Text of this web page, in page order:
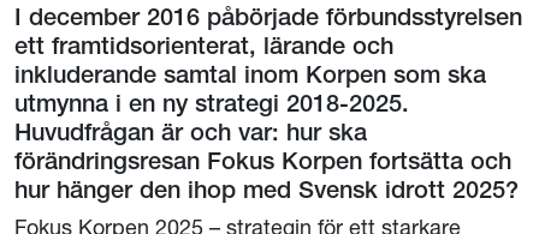
I december 2016 påbörjade förbundsstyrelsen
ett framtidsorienterat, lärande och
inkluderande samtal inom Korpen som ska
utmynna i en ny strategi 2018-2025.
Huvudfrågan är och var: hur ska
förändringsresan Fokus Korpen fortsätta och
hur hänger den ihop med Svensk idrott 2025?
Fokus Korpen 2025 – strategin för ett starkare